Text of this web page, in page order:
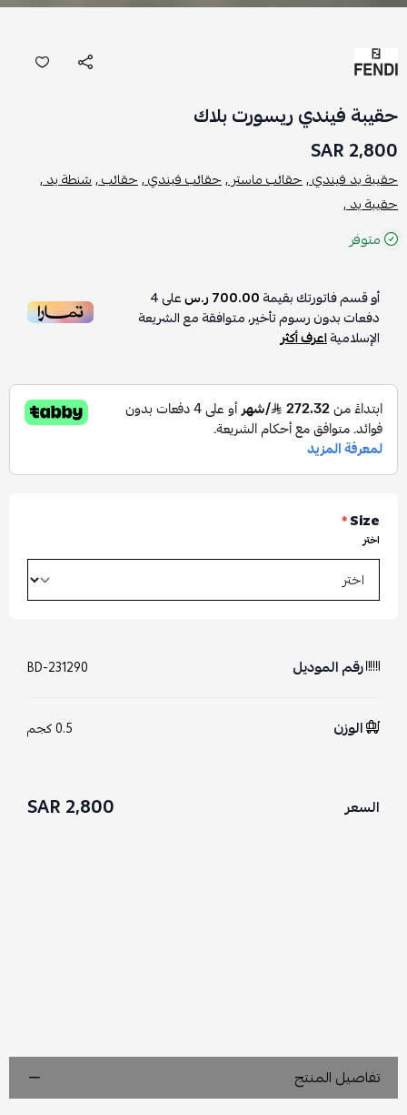
حقيبة فيندي ريسورت بلاك
2,800 SAR
حقيبة يد فيندي ,حقائب ماستر ,حقائب فيندي ,حقائب ,شنطة يد ,
حقيبة يد ,
متوفر
أو قسم فاتورتك بقيمة700.00 ر.س على4
دفعات بدون رسوم تأخير، متوافقة مع الشريعة
الإسلاميةاعرف أكثر
Size
*
اختر
رقم الموديل BD-231290
الوزن 0.5 كجم
السعر 2,800 SAR
تفاصيل المنتج